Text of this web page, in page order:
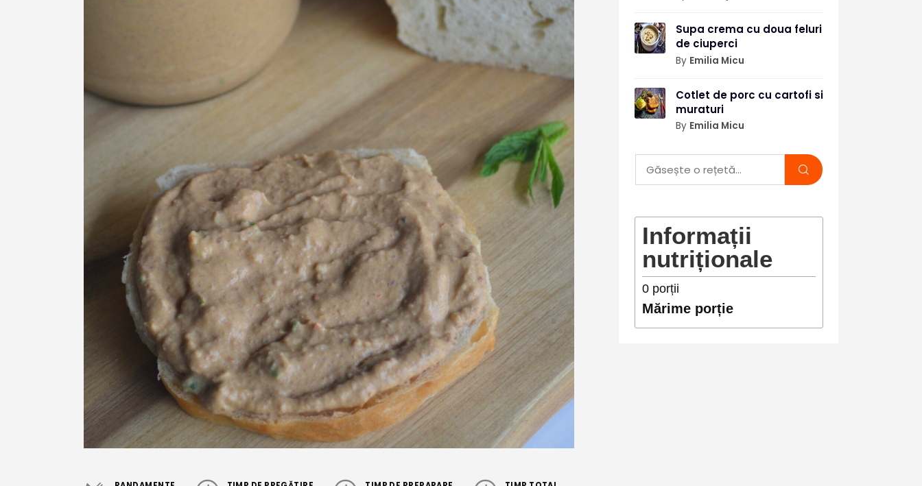
Supa crema cu doua feluri
de ciuperci
By Emilia Micu
Cotlet de porc cu cartofi si
muraturi
By Emilia Micu
Informații
nutriționale
0porții
Mărime porție